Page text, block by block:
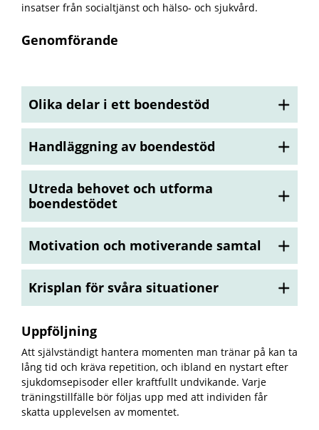
insatser från socialtjänst och hälso- och sjukvård.
Genomförande
Olika delar i ett boendestöd
Handläggning av boendestöd
Utreda behovet och utforma
boendestödet
Motivation och motiverande samtal
Krisplan för svåra situationer
Uppföljning
Att självständigt hantera momenten man tränar på kan ta
lång tid och kräva repetition, och ibland en nystart efter
sjukdomsepisoder eller kraftfullt undvikande. Varje
träningstillfälle bör följas upp med att individen får
skatta upplevelsen av momentet.